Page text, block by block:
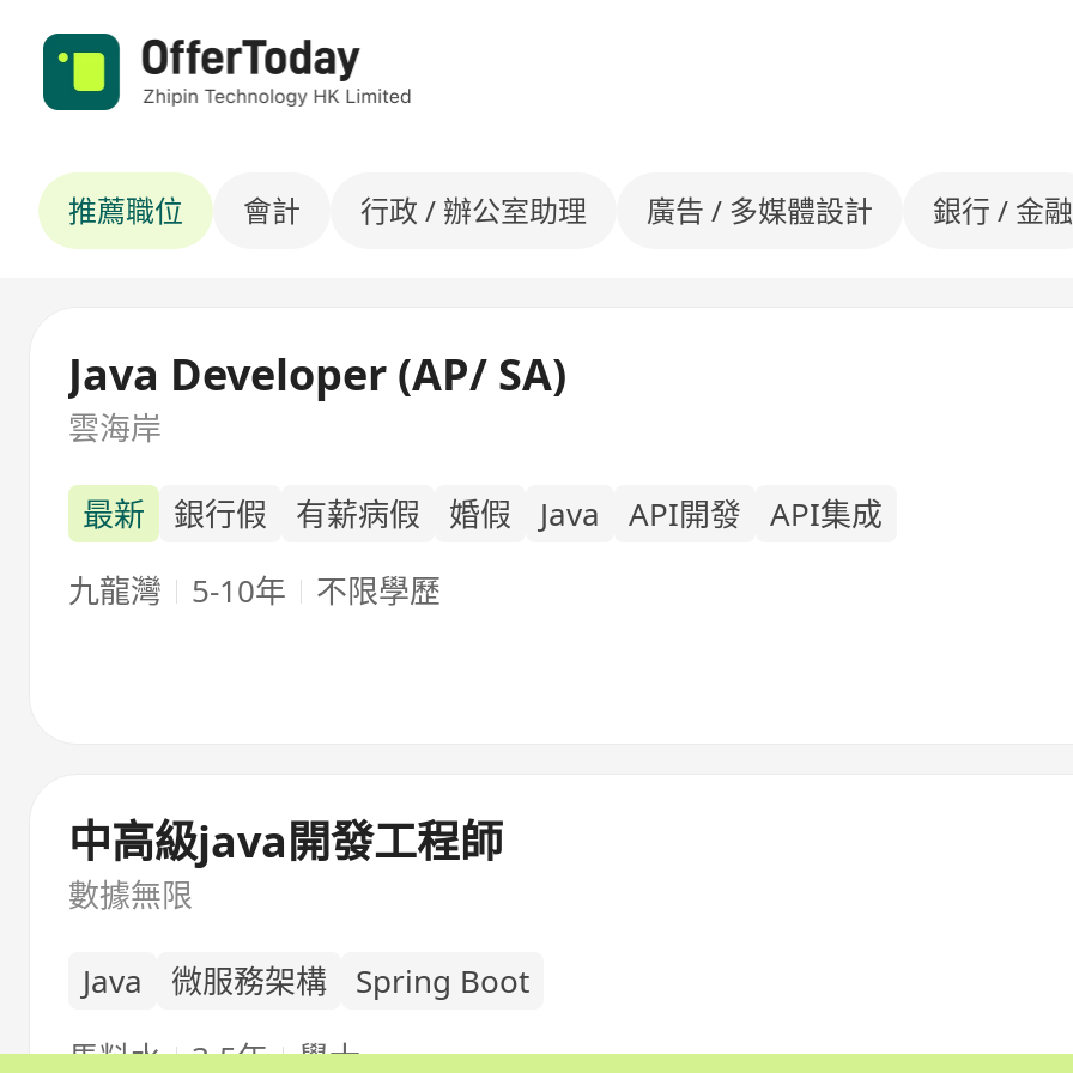
推薦職位 會計 行政 / 辦公室助理 廣告 / 多媒體設計 銀行 / 金融
Java Developer (AP/ SA)
雲海岸
最新
銀行假 有薪病假 婚假 Java API開發
API集成
九龍灣
5-10年 不限學歷
中高級java開發工程師
數據無限
Java
微服務架構
Spring Boot
馬料水
3-5年 學士